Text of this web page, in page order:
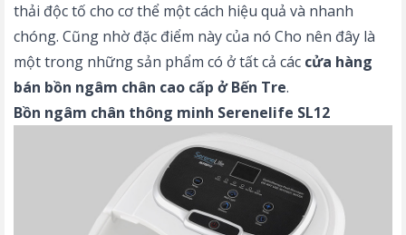
thải độc tố cho cơ thể một cách hiệu quả và nhanh
chóng. Cũng nhờ đặc điểm này của nó Cho nên đây là
một trong những sản phẩm có ở tất cả các cửa hàng
bán bồn ngâm chân cao cấp ở Bến Tre.
Bồn ngâm chân thông minh Serenelife SL12